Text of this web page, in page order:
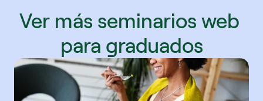
Ver más seminarios web
para graduados